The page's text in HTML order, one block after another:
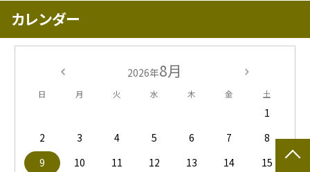
カレンダー
2026年8月
日 月 火 水 木 金 土
1
2
3 4 5 6 7
8
9
10 11 12 13 14 15